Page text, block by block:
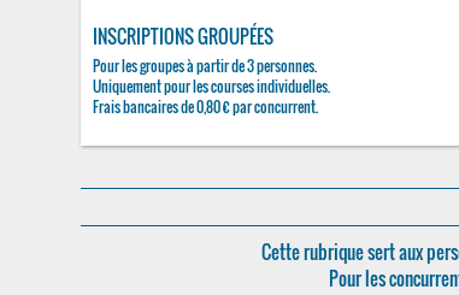
INSCRIPTIONS GROUPÉES
Pour les groupes à partir de 3 personnes.
Uniquement pour les courses individuelles.
Frais bancaires de 0,80 € par concurrent.
Cette rubrique sert aux
Pour les